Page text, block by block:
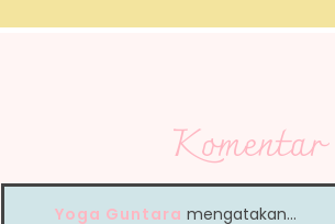
Komentar
Yoga Guntara mengatakan…